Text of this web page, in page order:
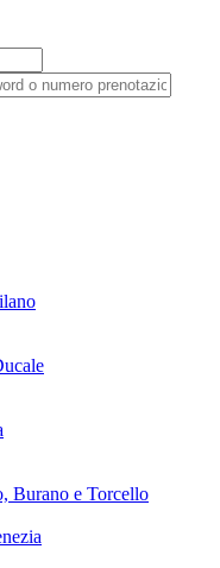
Burano e Torcello